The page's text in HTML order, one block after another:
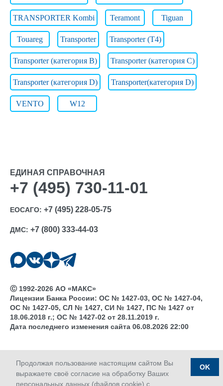
TRANSPORTER Kombi Teramont Tiguan
Touareg Transporter Transporter (T4)
Transporter (категория B) Transporter (категория C)
Transporter (категория D) Transporter(категория D)
VENTO W12
Продолжая пользование настоящим сайтом Вы
выражаете своё согласие на обработку Ваших
персональных данных (файлов cookie) с
OK
ЕДИНАЯ СПРАВОЧНАЯ
+7 (495) 730-11-01
ЕОСАГО: +7 (495) 228-05-75
ДМС: +7 (800) 333-44-03
Ⓒ 1992-2026 АО «МАКС»
Лицензии Банка России: ОС № 1427-03, ОС № 1427-04,
ОС № 1427-05, СЛ № 1427, СИ № 1427, ПС № 1427 от
18.06.2018 г.; ОС № 1427-02 от 28.11.2019 г.
Дата последнего изменения сайта 06.08.2026 22:00